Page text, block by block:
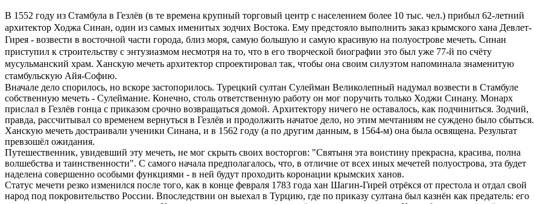
В 1552 году из Стамбула в Гезлёв (в те времена крупный торговый центр с населением более 10 тыс. чел.) прибыл 62-летний
архитектор Ходжа Синан, один из самых именитых зодчих Востока. Ему предстояло выполнить заказ крымского хана Девлет-
Гирея - возвести в восточной части города, близ моря, самую большую и самую красивую на полуострове мечеть. Синан
приступил к строительству с энтузиазмом несмотря на то, что в его творческой биографии это был уже 77-й по счёту
мусульманский храм. Ханскую мечеть архитектор спроектировал так, чтобы она своим силуэтом напоминала знаменитую
стамбульскую Айя-Софию.
Вначале дело спорилось, но вскоре застопорилось. Турецкий султан Сулейман Великолепный надумал возвести в Стамбуле
собственную мечеть - Сулеймание. Конечно, столь ответственную работу он мог поручить только Ходжи Синану. Монарх
прислал в Гезлёв гонца с приказом срочно возвращаться домой. Архитектору ничего не оставалось, как подчиниться. Зодчий,
правда, рассчитывал со временем вернуться в Гезлёв и продолжить начатое дело, но этим мечтаниям не суждено было сбыться.
Ханскую мечеть достраивали ученики Синана, и в 1562 году (а по другим данным, в 1564-м) она была освящена. Результат
превзошёл ожидания.
Путешественник, увидевший эту мечеть, не мог скрыть своих восторгов: "Святыня эта воистину прекрасна, красива, полна
волшебства и таинственности". С самого начала предполагалось, что, в отличие от всех иных мечетей полуострова, эта будет
наделена совершенно особыми функциями - в ней будут проходить коронации крымских ханов.
Статус мечети резко изменился после того, как в конце февраля 1783 года хан Шагин-Гирей отрёкся от престола и отдал свой
народ под покровительство России. Впоследствии он выехал в Турцию, где по приказу султана был казнён как предатель: его